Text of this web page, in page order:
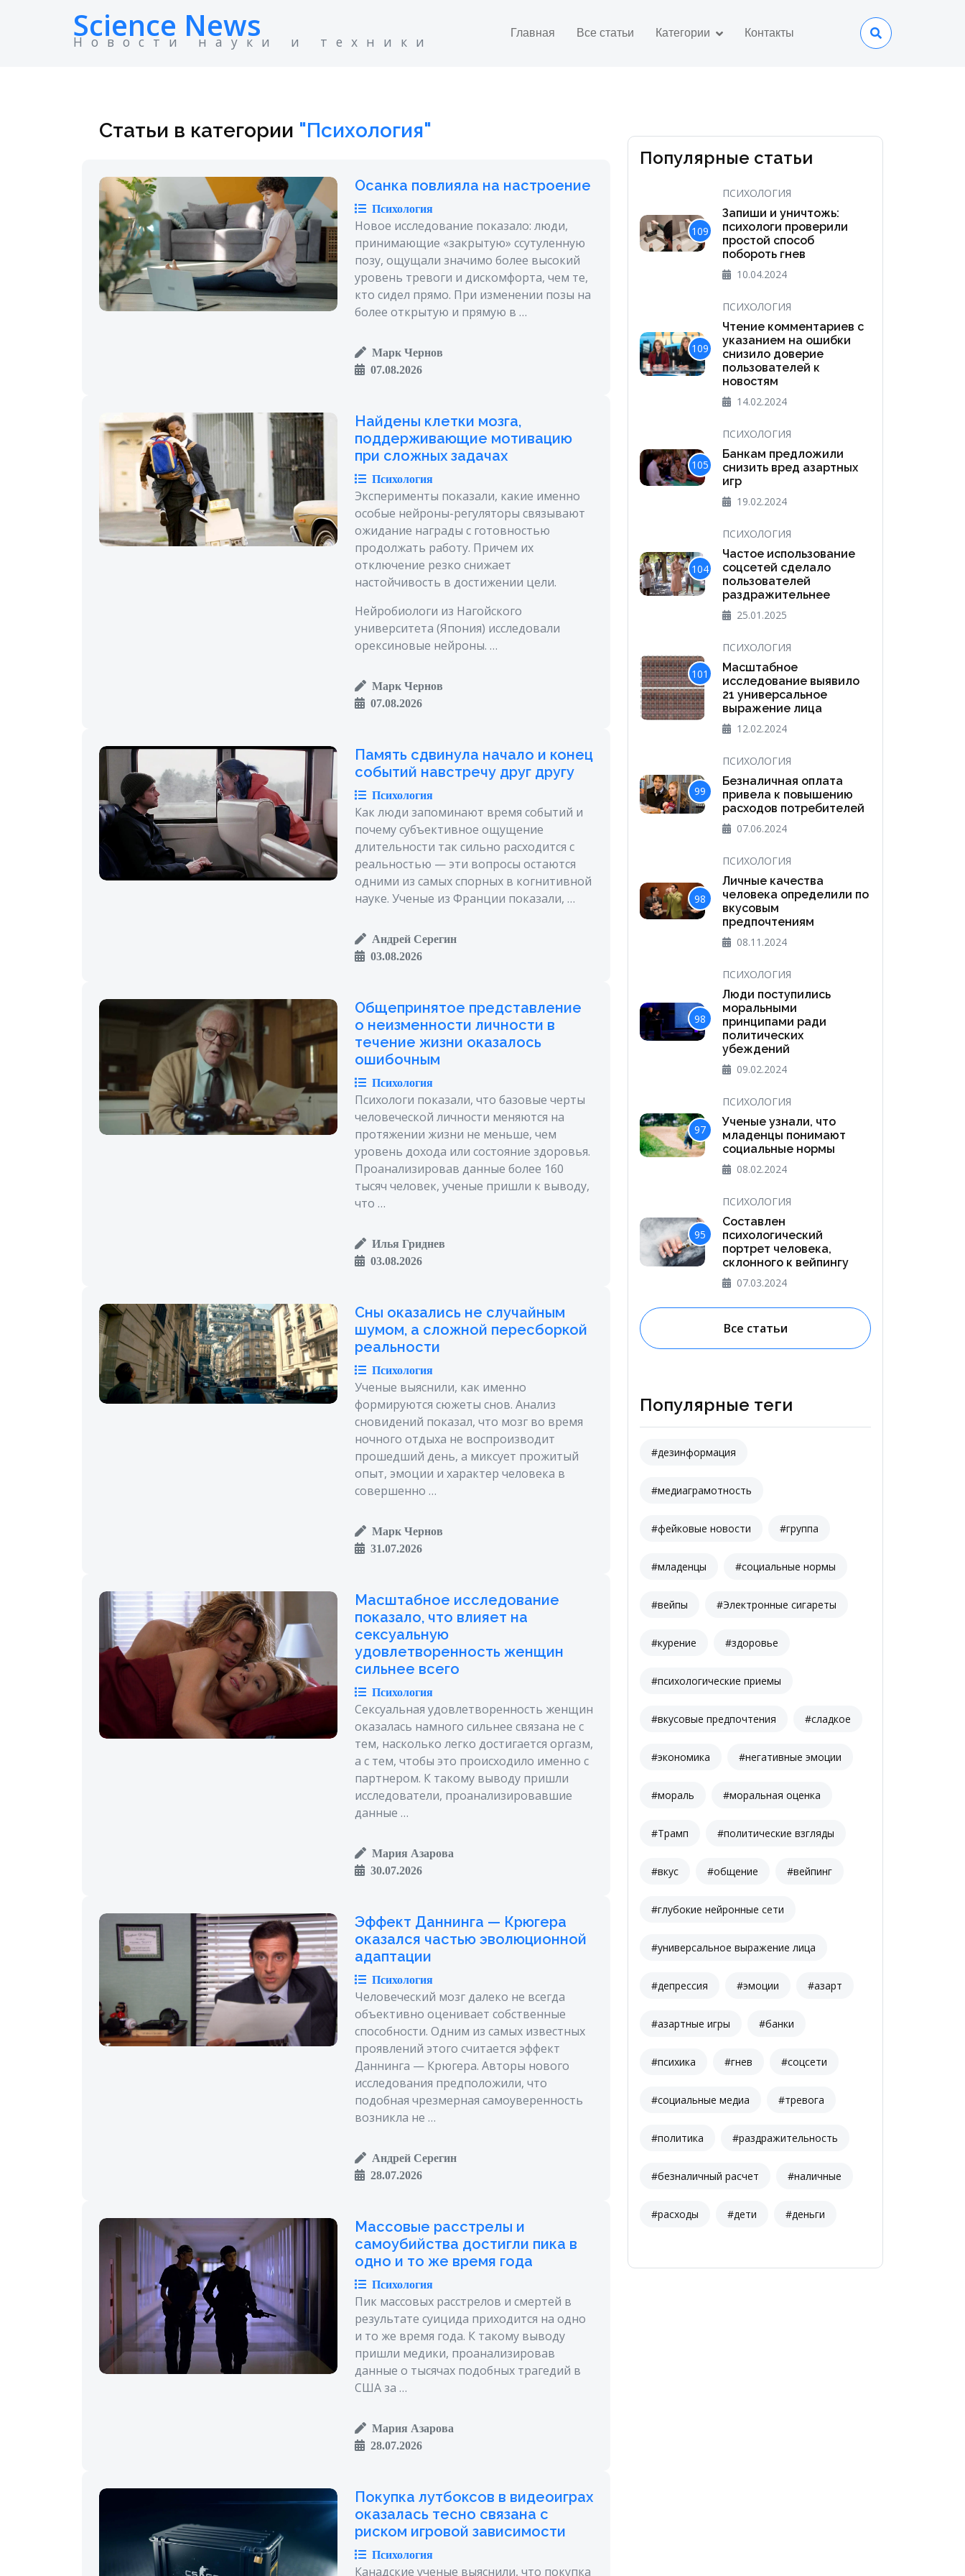
Science News
Новости науки и техники
Главная Все статьи Категории Контакты
Статьи в категории "Психология"
Осанка повлияла на настроение
Психология
Новое исследование показало: люди,
принимающие «закрытую» ссутуленную
позу, ощущали значимо более высокий
уровень тревоги и дискомфорта, чем те,
кто сидел прямо. При изменении позы на
более открытую и прямую в …
Марк Чернов
07.08.2026
Найдены клетки мозга,
поддерживающие мотивацию
при сложных задачах
Психология
Эксперименты показали, какие именно
особые нейроны-регуляторы связывают
ожидание награды с готовностью
продолжать работу. Причем их
отключение резко снижает
настойчивость в достижении цели.
Нейробиологи из Нагойского
университета (Япония) исследовали
орексиновые нейроны. …
Марк Чернов
07.08.2026
Память сдвинула начало и конец
событий навстречу друг другу
Психология
Как люди запоминают время событий и
почему субъективное ощущение
длительности так сильно расходится с
реальностью — эти вопросы остаются
одними из самых спорных в когнитивной
науке. Ученые из Франции показали, …
Андрей Серегин
03.08.2026
Общепринятое представление
о неизменности личности в
течение жизни оказалось
ошибочным
Психология
Психологи показали, что базовые черты
человеческой личности меняются на
протяжении жизни не меньше, чем
уровень дохода или состояние здоровья.
Проанализировав данные более 160
тысяч человек, ученые пришли к выводу,
что …
Илья Гриднев
03.08.2026
Сны оказались не случайным
шумом, а сложной пересборкой
реальности
Психология
Ученые выяснили, как именно
формируются сюжеты снов. Анализ
сновидений показал, что мозг во время
ночного отдыха не воспроизводит
прошедший день, а миксует прожитый
опыт, эмоции и характер человека в
совершенно …
Марк Чернов
31.07.2026
Масштабное исследование
показало, что влияет на
сексуальную
удовлетворенность женщин
сильнее всего
Психология
Сексуальная удовлетворенность женщин
оказалась намного сильнее связана не с
тем, насколько легко достигается оргазм,
а с тем, чтобы это происходило именно с
партнером. К такому выводу пришли
исследователи, проанализировавшие
данные …
Мария Азарова
30.07.2026
Эффект Даннинга — Крюгера
оказался частью эволюционной
адаптации
Психология
Человеческий мозг далеко не всегда
объективно оценивает собственные
способности. Одним из самых известных
проявлений этого считается эффект
Даннинга — Крюгера. Авторы нового
исследования предположили, что
подобная чрезмерная самоуверенность
возникла не …
Андрей Серегин
28.07.2026
Массовые расстрелы и
самоубийства достигли пика в
одно и то же время года
Психология
Пик массовых расстрелов и смертей в
результате суицида приходится на одно
и то же время года. К такому выводу
пришли медики, проанализировав
данные о тысячах подобных трагедий в
США за …
Мария Азарова
28.07.2026
Покупка лутбоксов в видеоиграх
оказалась тесно связана с
риском игровой зависимости
Психология
Канадские ученые выяснили, что покупка
Популярные статьи
109
ПСИХОЛОГИЯ
Запиши и уничтожь:
психологи проверили
простой способ
побороть гнев
10.04.2024
109
ПСИХОЛОГИЯ
Чтение комментариев с
указанием на ошибки
снизило доверие
пользователей к
новостям
14.02.2024
105
ПСИХОЛОГИЯ
Банкам предложили
снизить вред азартных
игр
19.02.2024
104
ПСИХОЛОГИЯ
Частое использование
соцсетей сделало
пользователей
раздражительнее
25.01.2025
101
ПСИХОЛОГИЯ
Масштабное
исследование выявило
21 универсальное
выражение лица
12.02.2024
99
ПСИХОЛОГИЯ
Безналичная оплата
привела к повышению
расходов потребителей
07.06.2024
98
ПСИХОЛОГИЯ
Личные качества
человека определили по
вкусовым
предпочтениям
08.11.2024
98
ПСИХОЛОГИЯ
Люди поступились
моральными
принципами ради
политических
убеждений
09.02.2024
97
ПСИХОЛОГИЯ
Ученые узнали, что
младенцы понимают
социальные нормы
08.02.2024
95
ПСИХОЛОГИЯ
Составлен
психологический
портрет человека,
склонного к вейпингу
07.03.2024
Все статьи
Популярные теги
#дезинформация
#медиаграмотность
#фейковые новости #группа
#младенцы #социальные нормы
#вейпы #Электронные сигареты
#курение #здоровье
#психологические приемы
#вкусовые предпочтения #сладкое
#экономика #негативные эмоции
#мораль #моральная оценка
#Трамп #политические взгляды
#вкус #общение #вейпинг
#глубокие нейронные сети
#универсальное выражение лица
#депрессия #эмоции #азарт
#азартные игры #банки
#психика #гнев #соцсети
#социальные медиа #тревога
#политика #раздражительность
#безналичный расчет #наличные
#расходы #дети #деньги